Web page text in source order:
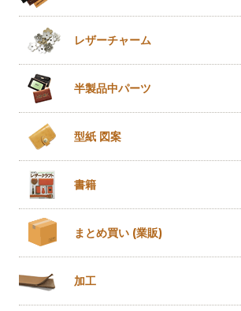
レザーチャーム
半製品中パーツ
型紙 図案
書籍
まとめ買い (業販)
加工